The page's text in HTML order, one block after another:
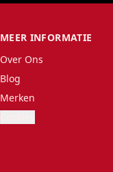
MEER INFORMATIE
Over Ons
Blog
Merken